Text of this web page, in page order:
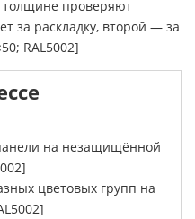
проверяют
за раскладку, второй — за
RAL5002]
на незащищённой
цветовых групп на